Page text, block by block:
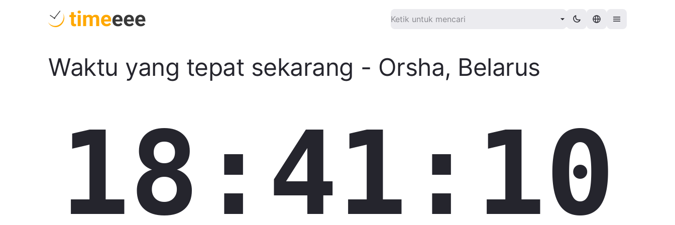
Waktu yang tepat sekarang - Orsha, Belarus
18:41:11